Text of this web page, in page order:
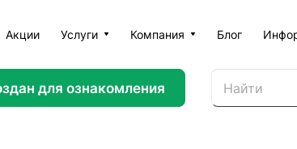
Акции Услуги Компания Блог
для ознакомления